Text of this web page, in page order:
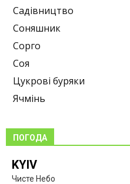
Садівництво
Соняшник
Сорго
Соя
Цукрові буряки
Ячмінь
ПОГОДА
KYIV
Чисте Небо